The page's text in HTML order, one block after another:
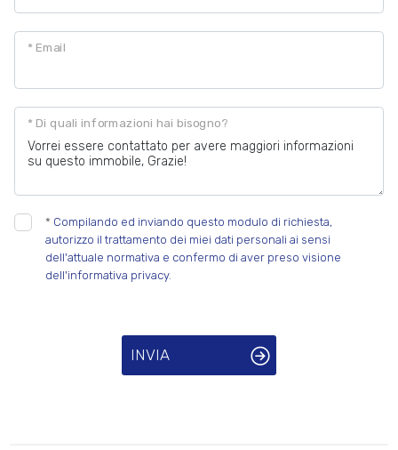
* Email
* Di quali informazioni hai bisogno?
* Compilando ed inviando questo modulo di richiesta,
autorizzo il trattamento dei miei dati personali ai sensi
dell'attuale normativa e confermo di aver preso visione
dell'informativa privacy.
INVIA
Balcone/Terrazzo
Ascensore
Arredato
Nuova costruzione